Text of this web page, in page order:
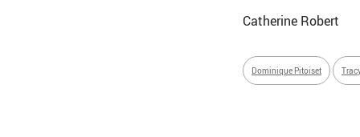
Catherine Robert
Dominique Pitoiset